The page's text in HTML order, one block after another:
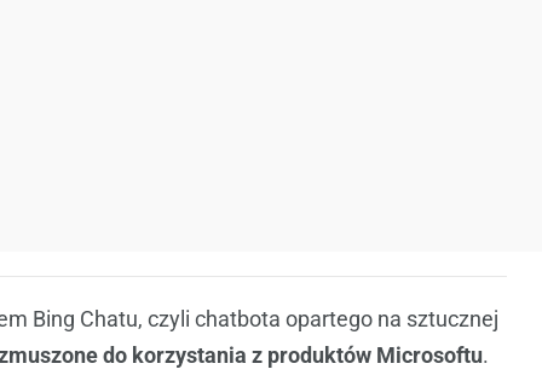
Bing Chatu, czyli chatbota opartego na sztucznej
do korzystania z produktów Microsoftu.